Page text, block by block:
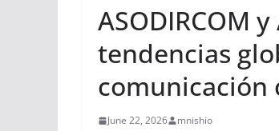
ASODIRCOM
tendencias
comunicación
June 22, 2026 mnishio